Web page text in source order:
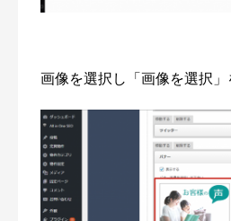
画像を選択し「画像を選択」